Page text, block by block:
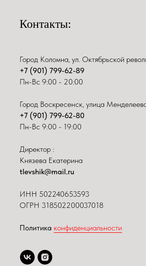
Контакты:
Город Коломна, ул. Октябрьской
+7 (901) 799-62-89
Пн-Вс 9:00 - 20:00
Город Воскресенск, улица
+7 (901) 799-62-80
Пн-Вс 9:00 - 19:00
Директор :
Князева Екатерина
tlevshik@mail.ru
ИНН 502240653593
ОГРН 318502200037018
Политика конфиденциальности